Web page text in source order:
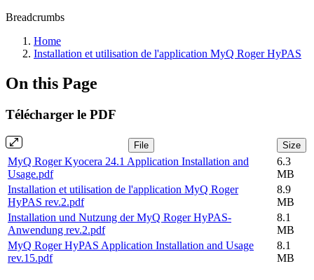
Breadcrumbs
Home
Installation et utilisation de l'application MyQ Roger HyPAS
On this Page
Télécharger le PDF
File Size
MyQ Roger Kyocera 24.1 Application Installation and
Usage.pdf
6.3
MB
Installation et utilisation de l'application MyQ Roger
HyPAS rev.2.pdf
8.9
MB
Installation und Nutzung der MyQ Roger HyPAS-
Anwendung rev.2.pdf
8.1
MB
MyQ Roger HyPAS Application Installation and Usage
rev.15.pdf
8.1
MB